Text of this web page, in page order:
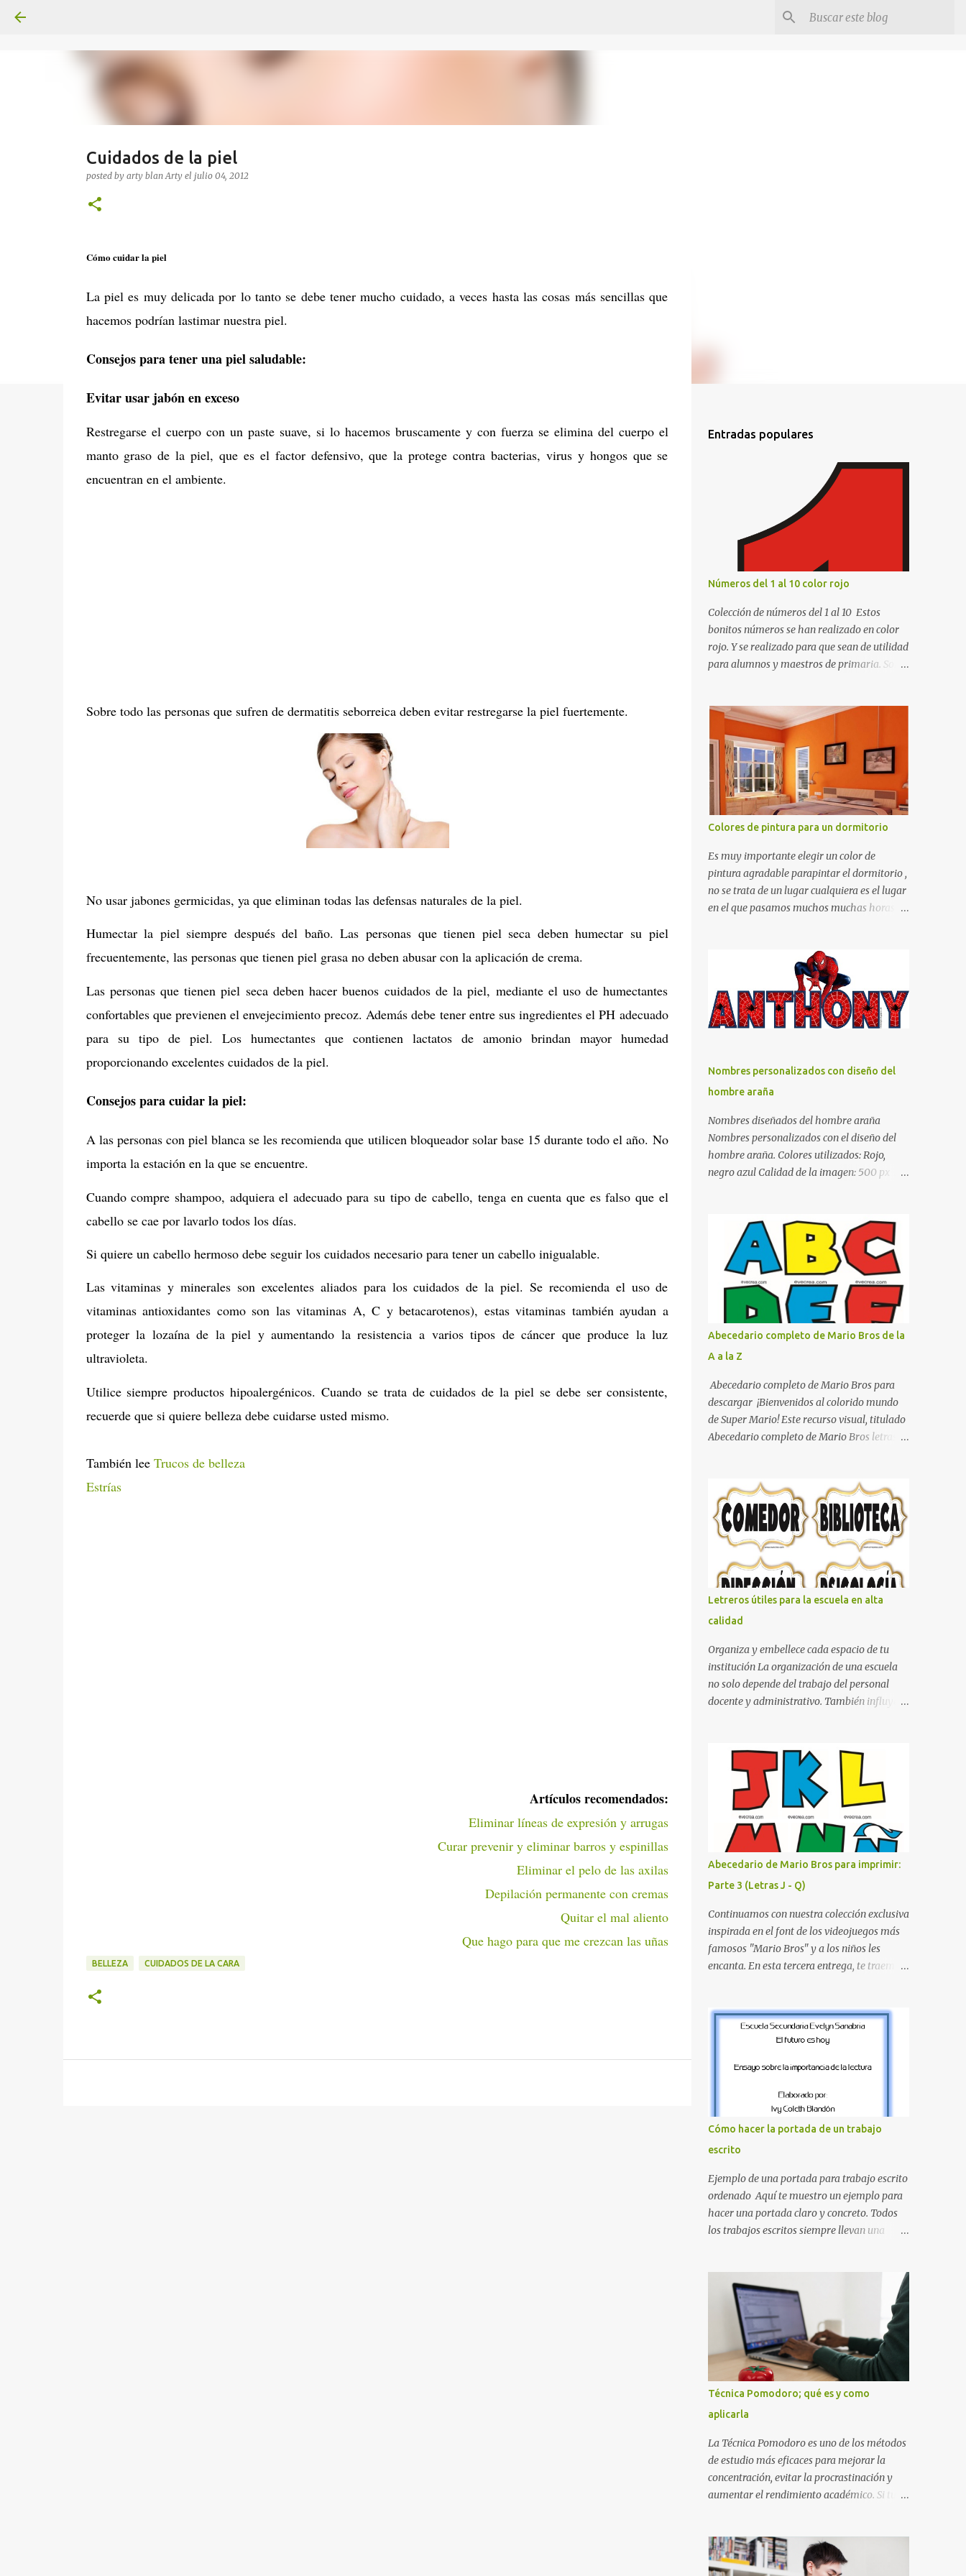
Cuidados de la piel
posted by arty blanArty el julio 04, 2012
Cómo cuidar la piel
La piel es muy delicada por lo tanto se debe tener mucho cuidado, a veces hasta las cosas más sencillas que
hacemos podrían lastimar nuestra piel.
Consejos para tener una piel saludable:
Evitar usar jabón en exceso
Restregarse el cuerpo con un paste suave, si lo hacemos bruscamente y con fuerza se elimina del cuerpo el
manto graso de la piel, que es el factor defensivo, que la protege contra bacterias, virus y hongos que se
encuentran en el ambiente.
Sobre todo las personas que sufren de dermatitis seborreica deben evitar restregarse la piel fuertemente.
No usar jabones germicidas, ya que eliminan todas las defensas naturales de la piel.
Humectar la piel siempre después del baño. Las personas que tienen piel seca deben humectar su piel
frecuentemente, las personas que tienen piel grasa no deben abusar con la aplicación de crema.
Las personas que tienen piel seca deben hacer buenos cuidados de la piel, mediante el uso de humectantes
confortables que previenen el envejecimiento precoz. Además debe tener entre sus ingredientes el PH adecuado
para su tipo de piel. Los humectantes que contienen lactatos de amonio brindan mayor humedad
proporcionando excelentes cuidados de la piel.
Consejos para cuidar la piel:
A las personas con piel blanca se les recomienda que utilicen bloqueador solar base 15 durante todo el año. No
importa la estación en la que se encuentre.
Cuando compre shampoo, adquiera el adecuado para su tipo de cabello, tenga en cuenta que es falso que el
cabello se cae por lavarlo todos los días.
Si quiere un cabello hermoso debe seguir los cuidados necesario para tener un cabello inigualable.
Las vitaminas y minerales son excelentes aliados para los cuidados de la piel. Se recomienda el uso de
vitaminas antioxidantes como son las vitaminas A, C y betacarotenos), estas vitaminas también ayudan a
proteger la lozaína de la piel y aumentando la resistencia a varios tipos de cáncer que produce la luz
ultravioleta.
Utilice siempre productos hipoalergénicos. Cuando se trata de cuidados de la piel se debe ser consistente,
recuerde que si quiere belleza debe cuidarse usted mismo.
También lee Trucos de belleza
Estrías
Artículos recomendados:
Eliminar líneas de expresión y arrugas
Curar prevenir y eliminar barros y espinillas
Eliminar el pelo de las axilas
Depilación permanente con cremas
Quitar el mal aliento
Que hago para que me crezcan las uñas
BELLEZA CUIDADOS DE LA CARA
Entradas populares
Números del 1 al 10 color rojo
Colección de números del 1 al 10 Estos
bonitos números se han realizado en color
rojo. Y se realizado para que sean de utilidad
para alumnos y maestros de primaria. Son
de recortar y se pueden utilizar en variedad
de cosas como ser recortes para tareas
escolares, para hacer juegos infantiles
matemáticos, para decorar los cumpleaños
de los niños, entre otras cosas.
Colores de pintura para un dormitorio
Es muy importante elegir un color de
pintura agradable parapintar el dormitorio ,
no se trata de un lugar cualquiera es el lugar
en el que pasamos muchos muchas horas y
de un lugar propio que utilizamos todos los
días y por ende debemos tratar de que éste
sea un lugar muy agradable y cómodo y
también para nuestra vista. Te mostramos
algunas sugerencias que pueden brindar la
dormitorio. El color naranja es una buena
opción para recibir esa luz y felicidad que
todo ser humano necesita. El color blanco es
ideal para lograr el relax total, es un color
que va con todo y además es color bastante
limpio que te dará esa sensación de calidez.
Los colores terra son excelentes para usar en
color muy relajante y por lo tanto entra en
la lista de colo...
Nombres personalizados con diseño del
hombre araña
Nombres diseñados del hombre araña
Nombres personalizados con el diseño del
hombre araña. Colores utilizados: Rojo,
negro azul Calidad de la imagen: 500 px Si
comentario y con gusto lo diseñamos.
Nombres con diseños Spiderman Sonic bella
Cartel de feliz cumpleaños de héroes en
pijamas Ideas para decorar el dormitorio
con pósters Cama con diseño de ring de
boxeo Ideas para decoraciones de fiestas
infantiles Cosas bonitas que se pueden hacer
con gomas de coche
Abecedario completo de Mario Bros de la
A a la Z
Abecedario completo de Mario Bros para
descargar ¡Bienvenidos al colorido mundo
de Super Mario! Este recurso visual, titulado
Abecedario completo de Mario Bros letras
de los videojuegos. Este set de letras está
diseñado para transformar cualquier
mensaje en una aventura, utilizando la
tipografía clásica y robusta que los fans han
reconocido por décadas. En esta primera
sección, el abecedario nos presenta:
Identidad Visual: Un diseño de bloques con
bordes negros gruesos que resaltan sobre
cualquier fondo. Paleta de Colores: Una
secuencia dinámica que alterna entre el rojo
de Mario, el verde de Luigi, y los tonos azul y
amarillo clásicos de los elementos del juego.
Contenido Actual: La imagen muestra la
divertido que define a toda la colección.
Primera parte del juego de letras in...
Letreros útiles para la escuela en alta
calidad
Organiza y embellece cada espacio de tu
institución La organización de una escuela
no solo depende del trabajo del personal
docente y administrativo. También influye la
una función práctica al orientar a
estudiantes, padres de familia, docentes y
visitantes, pero además aportan un toque
decorativo que hace que la institución luzca
más ordenada, moderna y acogedora.
Pensando en esta necesidad, he diseñado
una colección de letreros útiles para la
escuela con un estilo elegante, fácil de leer y
listo para imprimir en alta calidad. Su diseño
busca combinar funcionalidad y estética,
logrando que cualquier institución educativa
proyecte una imagen más organizada y
profesional. ¿Por qué son importantes los
quienes visitan la institución por primera
vez, encontrar la biblioteca, la dirección o un
aula específica puede resultar c...
Abecedario de Mario Bros para imprimir:
Parte 3 (Letras J - Q)
Continuamos con nuestra colección exclusiva
inspirada en el font de los videojuegos más
famosos "Mario Bros" y a los niños les
encanta. En esta tercera entrega, te traemos
que hemos incluido la letra Ñ , esencial para
todos nuestros proyectos en español. Bloque
la Q ¿Qué incluye este bloque de letras? En
imágenes individuales en alta resolución de
las siguientes letras: Letras vibrantes : La J y
la M en el clásico rojo de la gorra de Mario.
Tonos azules : La K y la Ñ , que destacan por
su diseño limpio y audaz. Colores
secundarios : La L y la Q en amarillo
brillante, junto con la N y la P en un verde
inspirado en los niveles de los juegos.
carac...
Cómo hacer la portada de un trabajo
escrito
Ejemplo de una portada para trabajo escrito
ordenado Aquí te muestro un ejemplo para
hacer una portada claro y concreto. Todos
los trabajos escritos siempre llevan una
portada con todos los datos que se necesitan
para presentar durante todo tu ciclo escolar.
Y si tienes amigos también puedes
compartir el enlace de este artículo para que
así como a ti también ellos se puedan guiar
con esta explicación. Los datos esenciales
para una portada para presentar un trabajo
escrito a mano o impreso son los siguientes
y en este orden: Nombre de la escuela o del
instituto (Es muy importante este dato)
Título del trabajo (Puede ser: Ensayo sobre
la lectura, o Informe de computación)
Nombre completo del alumno que va a
maestro o catedrático Ciudad y fecha...
Técnica Pomodoro; qué es y como
aplicarla
La Técnica Pomodoro es uno de los métodos
de estudio más eficaces para mejorar la
concentración, evitar la procrastinación y
aumentar el rendimiento académico. Si tu
cada minuto de estudio sin sentirte agotado.
Técnica Pomodoro: qué es, cómo funciona y